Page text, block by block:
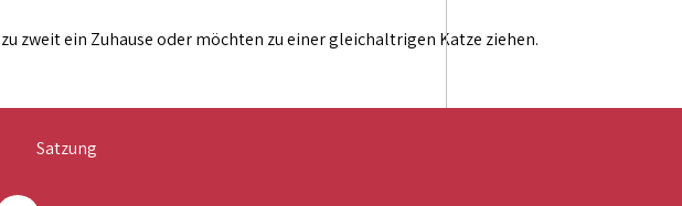
zweit ein Zuhause oder möchten zu einer gleichaltrigen Katze ziehen.
Satzung